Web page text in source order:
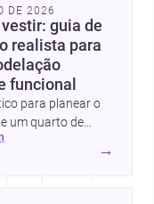
DE 2026
guia de
realista para
funcional
para planear o
um quarto de
com
→